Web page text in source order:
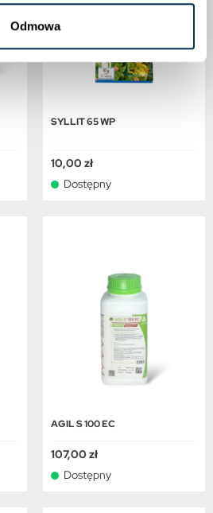
Odmowa
SYLLIT 65 WP
10,00 zł
Dostępny
AGIL S 100 EC
107,00 zł
Dostępny